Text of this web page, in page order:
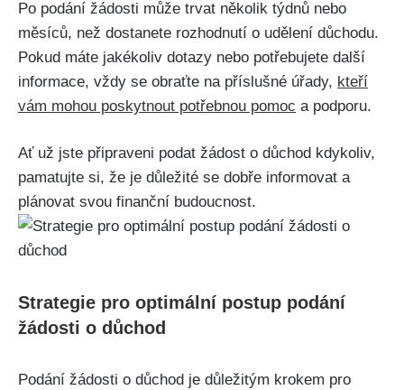
Po podání žádosti může trvat několik týdnů nebo
měsíců, než dostanete rozhodnutí o udělení důchodu.
Pokud máte jakékoliv dotazy nebo potřebujete další
informace, vždy se obraťte na příslušné úřady, kteří
vám mohou poskytnout potřebnou pomoc a podporu.
Ať už jste připraveni podat žádost o důchod kdykoliv,
pamatujte si, že je důležité se dobře informovat a
plánovat svou finanční budoucnost.
Strategie pro optimální postup podání
žádosti o důchod
Podání žádosti o důchod je důležitým krokem pro